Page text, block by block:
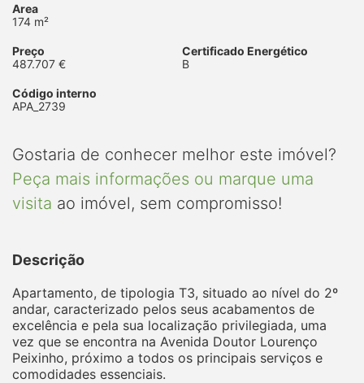
Area
174 m²
Preço
487.707 €
Certificado Energético
B
Código interno
APA_2739
Gostaria de conhecer melhor este imóvel?
Peça mais informações ou marque uma
visita ao imóvel, sem compromisso!
Descrição
Apartamento, de tipologia T3, situado ao nível do 2º
andar, caracterizado pelos seus acabamentos de
excelência e pela sua localização privilegiada, uma
vez que se encontra na Avenida Doutor Lourenço
Peixinho, próximo a todos os principais serviços e
comodidades essenciais.